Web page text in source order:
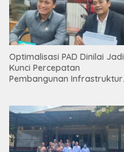
Optimalisasi PAD Dinilai Jadi
Kunci Percepatan
Pembangunan Infrastruktur